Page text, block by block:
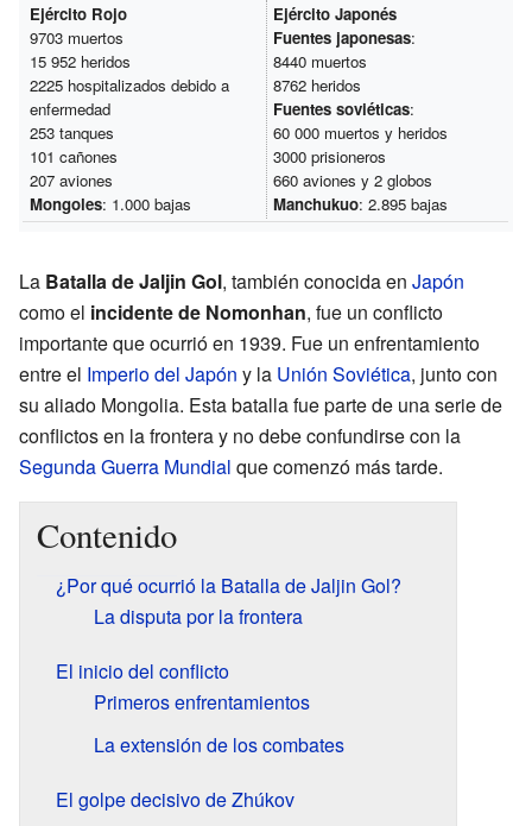
Ejército Rojo
9703 muertos
15 952 heridos
2225 hospitalizados debido a
enfermedad
253 tanques
101 cañones
207 aviones
Mongoles: 1.000 bajas
Ejército Japonés
Fuentes japonesas:
8440 muertos
8762 heridos
Fuentes soviéticas:
60 000 muertos y heridos
3000 prisioneros
660 aviones y 2 globos
Manchukuo: 2.895 bajas
La Batalla de Jaljin Gol, también conocida en Japón
como el incidente de Nomonhan, fue un conflicto
importante que ocurrió en 1939. Fue un enfrentamiento
entre el Imperio del Japón y la Unión Soviética, junto con
su aliado Mongolia. Esta batalla fue parte de una serie de
conflictos en la frontera y no debe confundirse con la
Segunda Guerra Mundial que comenzó más tarde.
Contenido
¿Por qué ocurrió la Batalla de Jaljin Gol?
La disputa por la frontera
El inicio del conflicto
Primeros enfrentamientos
La extensión de los combates
El golpe decisivo de Zhúkov